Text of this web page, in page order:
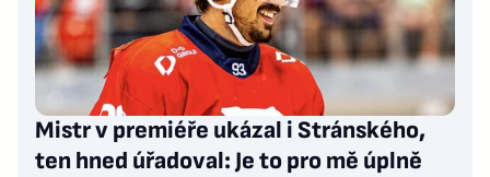
Mistr v premiéře ukázal i Stránského,
ten hned úřadoval: Je to pro mě úplně